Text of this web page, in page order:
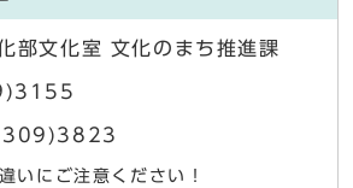
部文化室 文化のまち推進課
いにご注意ください！